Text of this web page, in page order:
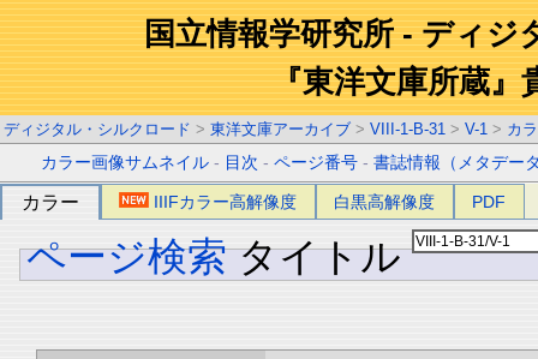
国立情報学研究所 - ディジ
『東洋文庫所蔵』
ディジタル・シルクロード > 東洋文庫アーカイブ > VIII-1-B-31 > V-1 > カ
カラー画像サムネイル - 目次 -ページ番号 -書誌情報（メタデー
カラー IIIFカラー高解像度 白黒高解像度 PDF
ページ検索 タイトル